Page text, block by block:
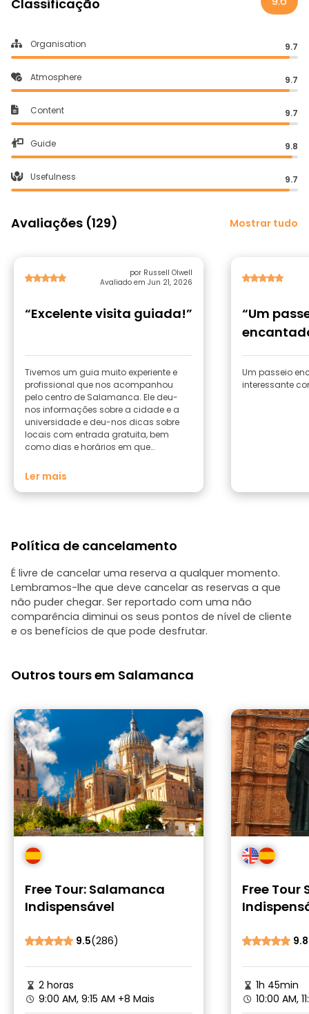
Classificação
Organisation 9.7
Atmosphere 9.7
Content 9.7
Guide 9.8
Usefulness 9.7
Avaliações (129) Mostrar tudo
por Russell Olwell
Avaliado em Jun 21, 2026
“Excelente visita guiada!”
Tivemos um guia muito experiente e
profissional que nos acompanhou
pelo centro de Salamanca. Ele deu-
nos informações sobre a cidade e a
universidade e deu-nos dicas sobre
locais com entrada gratuita, bem
como dias e horários em que
Ler mais
“Um
Um passeio
interessante
Política de cancelamento
É livre de cancelar uma reserva a qualquer momento.
Lembramos-lhe que deve cancelar as reservas a que
não puder chegar. Ser reportado com uma não
comparência diminui os seus pontos de nível de cliente
e os benefícios de que pode desfrutar.
Outros tours em Salamanca
Free Tour: Salamanca
Indispensável
9.5(286)
2 horas
9:00 AM, 9:15 AM +8 Mais
Free
9.8
1h 45min
10:00 AM,